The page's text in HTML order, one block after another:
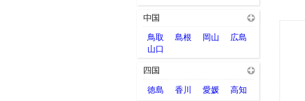
鳥取 島根 岡山
広島
山口
徳島 香川 愛媛 高知